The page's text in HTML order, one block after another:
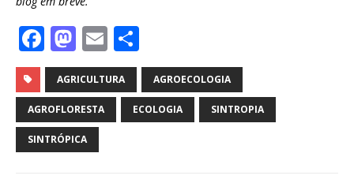
F
a
c
e
b
M
a
st
o
d
E
m
ai
l
h
ar
e
AGRICULTURA AGROECOLOGIA
AGROFLORESTA ECOLOGIA SINTROPIA
SINTRÓPICA